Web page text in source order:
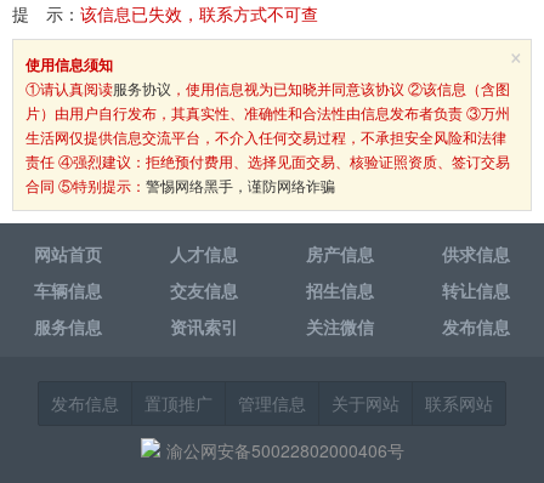
提 示： 该信息已失效，联系方式不可查
×
使用信息须知
①请认真阅读服务协议 ，使用信息视为已知晓并同意该协议 ②该信息（含图
片）由用户自行发布，其真实性、准确性和合法性由信息发布者负责 ③万州
生活网仅提供信息交流平台，不介入任何交易过程，不承担安全风险和法律
责任 ④强烈建议：拒绝预付费用、选择见面交易、核验证照资质、签订交易
合同 ⑤特别提示： 警惕网络黑手，谨防网络诈骗
网站首页 人才信息 房产信息
供求信息
车辆信息
交友信息 招生信息
转让信息
服务信息
资讯索引 关注微信 发布信息
发布信息 置顶推广 管理信息 关于网站
联系网站
渝公网安备50022802000406号